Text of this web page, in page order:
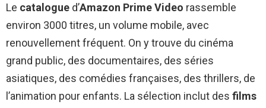
Le catalogue d’Amazon Prime Video rassemble
environ 3000 titres, un volume mobile, avec
renouvellement fréquent. On y trouve du cinéma
grand public, des documentaires, des séries
asiatiques, des comédies françaises, des thrillers, de
l’animation pour enfants. La sélection inclut des films